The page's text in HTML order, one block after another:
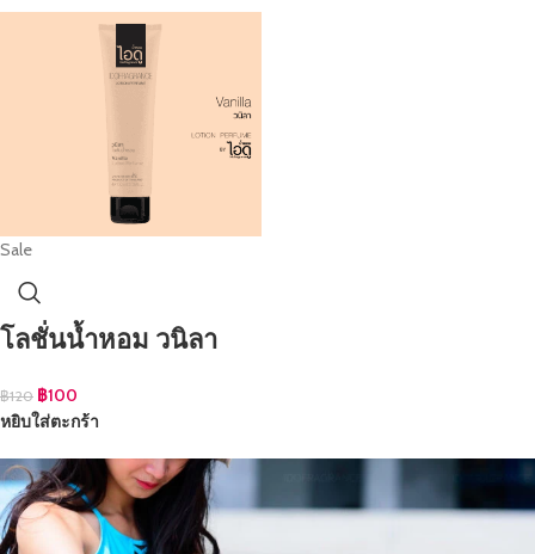
Sale
โลชั่นน้ำหอม วนิลา
฿120 ฿100
หยิบใส่ตะกร้า